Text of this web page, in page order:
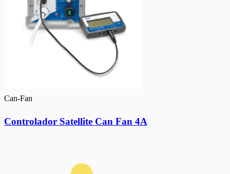
Can-Fan
Controlador Satellite Can Fan 4A